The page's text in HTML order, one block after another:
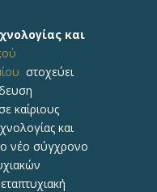
και
στοχεύει
καίριους
και
νέο σύγχρονο